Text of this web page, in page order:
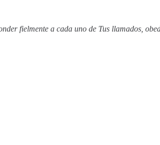
fielmente a cada uno de Tus llamados,